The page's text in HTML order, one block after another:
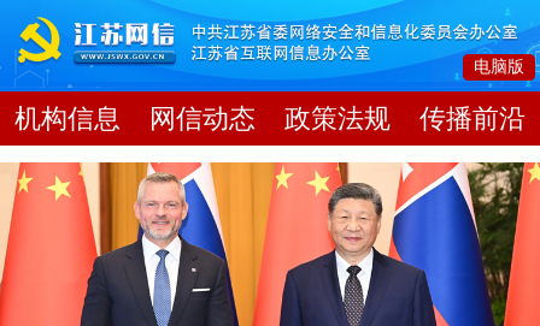
电脑版
机构信息 网信动态 政策法规 传播前沿